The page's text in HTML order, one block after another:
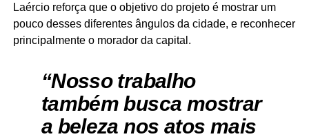
Laércio reforça que o objetivo do projeto é mostrar um
pouco desses diferentes ângulos da cidade, e reconhecer
principalmente o morador da capital.
“Nosso trabalho
também busca mostrar
a beleza nos atos mais